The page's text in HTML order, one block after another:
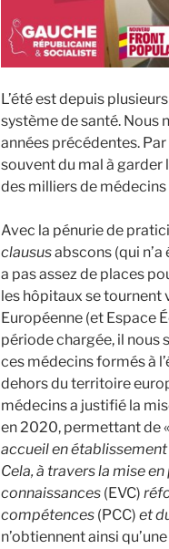
L’été est depuis
système de santé. Nous
années précédentes.
souvent du mal à
des milliers de
Avec la pénurie de
claususabscons (qui n’a
a pas assez de places
les hôpitaux se tournent
Européenne (et Espace
période chargée, il nous
ces médecins formés à
dehors du territoire
médecins a justifié la
en 2020, permettant de «
accueil en
Cela, à travers la mise
connaissances (EVC)
compétences (PCC) et
n’obtiennent ainsi